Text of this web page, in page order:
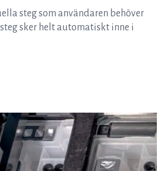
steg som användaren behöver
sker helt automatiskt inne i